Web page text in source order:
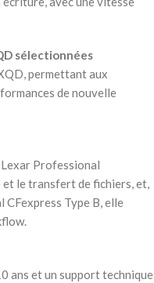
sélectionnées
permettant aux
de nouvelle
Professional
le transfert de fichiers, et,
Type B, elle
ans et un support technique